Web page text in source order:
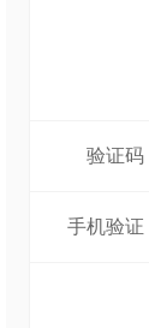
验证码
手机验证